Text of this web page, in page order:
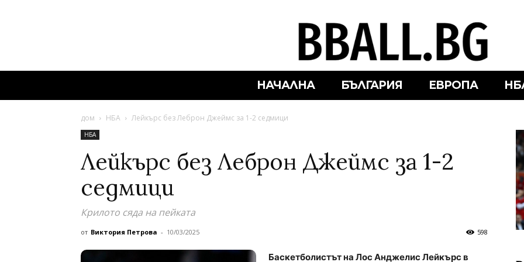
НАЧАЛНА БЪЛГАРИЯ ЕВРОПА
дом НБА Лейкърс без Леброн Джеймс за 1-2 седмици
НБА
Лейкърс без Леброн Джеймс за 1-2
седмици
Крилото сяда на пейката
от Виктория Петрова - 10/03/2025 598
Баскетболистът на Лос Анджелис Лейкърс в